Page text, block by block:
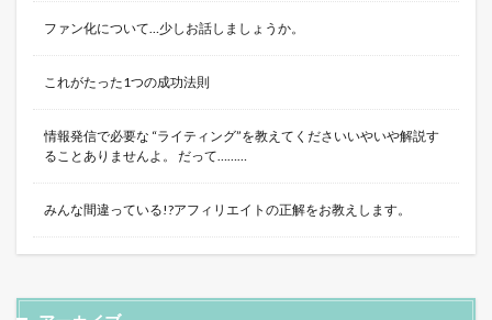
ファン化について…少しお話しましょうか。
これがたった1つの成功法則
情報発信で必要な “ライティング”を教えてくださいいやいや解説す
ることありませんよ。 だって………
みんな間違っている!?アフィリエイトの正解をお教えします。